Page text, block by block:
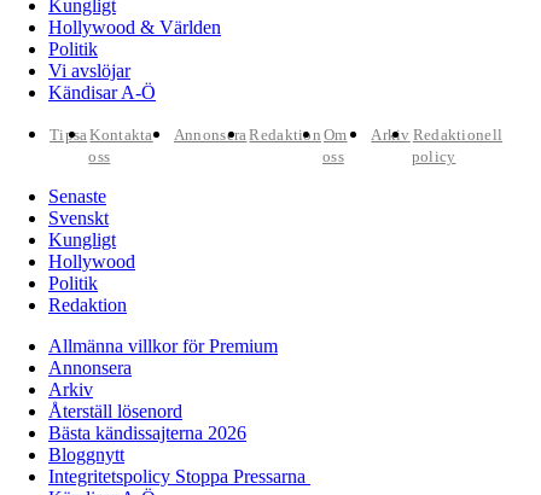
Kungligt
Hollywood & Världen
Politik
Vi avslöjar
Kändisar A-Ö
TipsaKontakta
oss
AnnonseraRedaktion Om
oss
Arkiv Redaktionell
policy
Senaste
Svenskt
Kungligt
Hollywood
Politik
Redaktion
Allmänna villkor för Premium
Annonsera
Arkiv
Återställ lösenord
Bästa kändissajterna 2026
Bloggnytt
Integritetspolicy Stoppa Pressarna